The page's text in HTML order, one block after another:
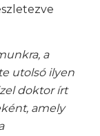
a
utolsó ilyen
doktor írt
amely